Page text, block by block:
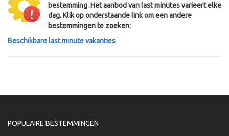
bestemming. Het aanbod van last minutes varieert elke
dag. Klik op onderstaande link om een andere
bestemmingen te zoeken:
Beschikbare last minute vakanties
POPULAIRE BESTEMMINGEN